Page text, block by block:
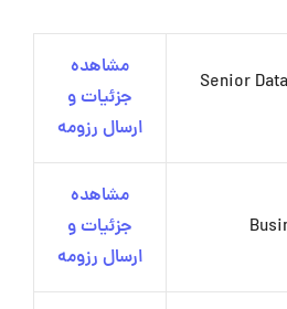
Senior
مشاهده
جزئیات و
ارسال رزومه
مشاهده
جزئیات و
ارسال رزومه